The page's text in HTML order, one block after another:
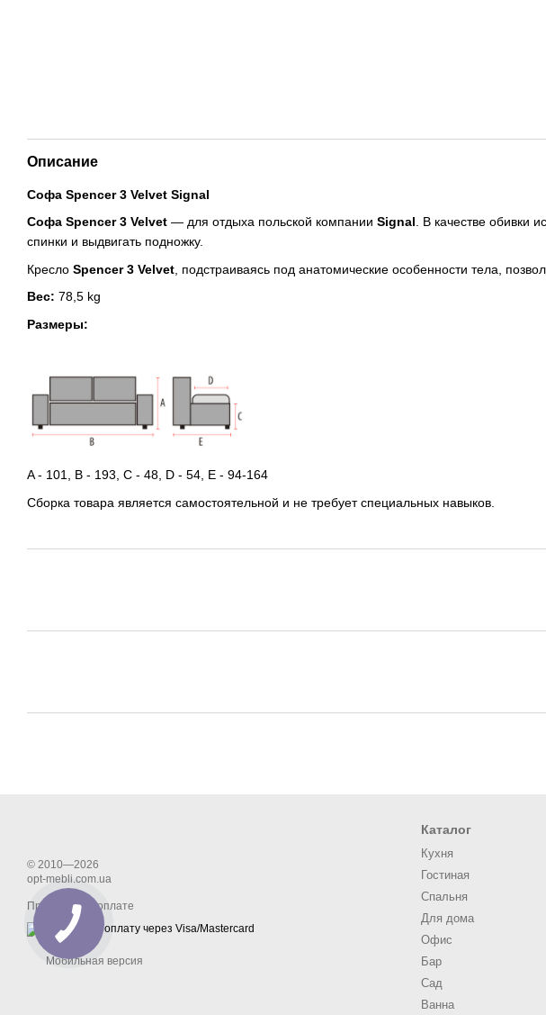
Описание
Софа Spencer 3 Velvet Signal
Софа Spencer 3 Velvet — для отдыха польской компании Signal. В качестве обивки
спинки и выдвигать подножку.
Кресло Spencer 3 Velvet , подстраиваясь под анатомические особенности тела,
Вес: 78,5 kg
Размеры:
A - 101, B - 193, C - 48, D - 54, E - 94-164
Сборка товара является самостоятельной и не требует специальных навыков.
© 2010—2026
opt-mebli.com.ua
Принимаем к оплате
Мобильная версия
Каталог
Кухня
Гостиная
Спальня
Для дома
Офис
Бар
Сад
Ванна